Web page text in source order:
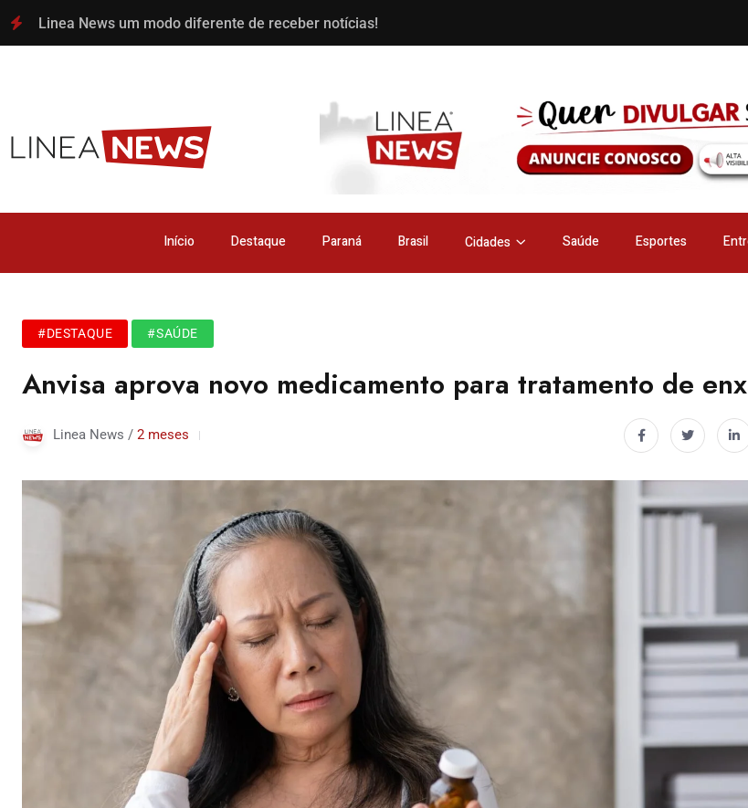
Linea News um modo diferente de receber notícias!
Início Destaque Paraná Brasil Cidades Saúde Esportes
#DESTAQUE #SAÚDE
Anvisa aprova novo medicamento para tratamento de
Linea News / 2 meses